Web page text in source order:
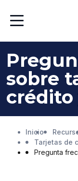
contenido
contenido
de
página
Abrir
sobre
Inicio
Tarjetas de
Pregunta